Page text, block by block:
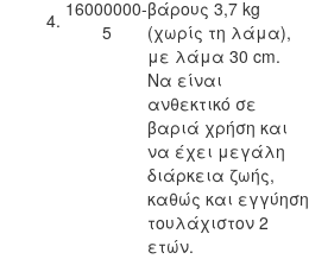
4. 16000000-
5
βάρους 3,7 kg
(χωρίς τη λάμα),
με λάμα 30 cm.
Να είναι
ανθεκτικό σε
βαριά χρήση και
να έχει μεγάλη
διάρκεια ζωής,
καθώς και εγγύηση
τουλάχιστον 2
ετών.